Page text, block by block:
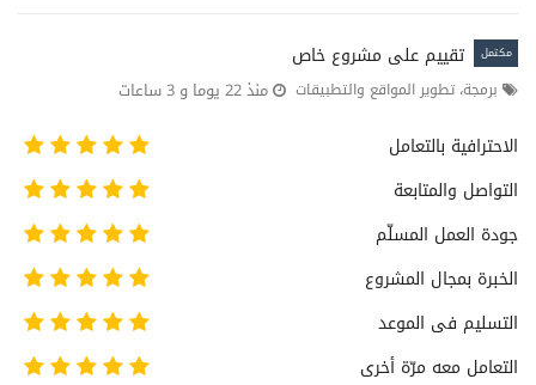
مكتمل تقييم على مشروع خاص
برمجة، تطوير المواقع والتطبيقات منذ 22 يوما و 3 ساعات
الاحترافية بالتعامل
التواصل والمتابعة
جودة العمل المسلّم
الخبرة بمجال المشروع
التسليم فى الموعد
التعامل معه مرّة أخرى